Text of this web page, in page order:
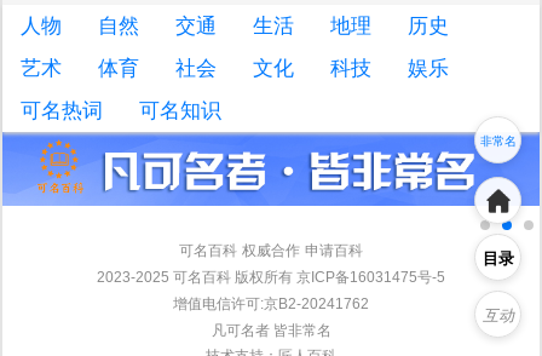
非常名
目录
互动
人物 自然 交通 生活 地理
历史
艺术
体育 社会 文化 科技
娱乐
可名热词
可名知识
可名百科 权威合作 申请百科
2023-2025 可名百科 版权所有 京ICP备16031475号-5
增值电信许可:京B2-20241762
凡可名者 皆非常名